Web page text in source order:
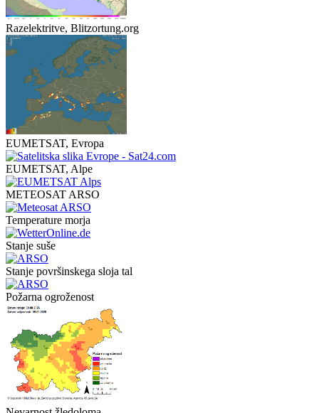
Razelektritve, Blitzortung.org
EUMETSAT, Evropa
EUMETSAT, Alpe
METEOSAT ARSO
Temperature morja
Stanje suše
Stanje površinskega sloja tal
Požarna ogroženost